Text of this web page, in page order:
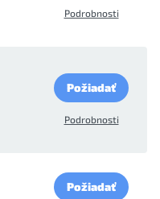
Podrobnosti
Požiadať
Podrobnosti
Požiadať